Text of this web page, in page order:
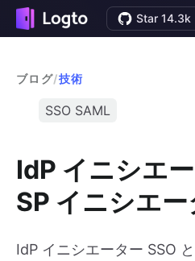
Star 14.3k
ブログ/技術
SSO SAML
IdP イニシエ
SP イニシエー
IdP イニシエーター SSO